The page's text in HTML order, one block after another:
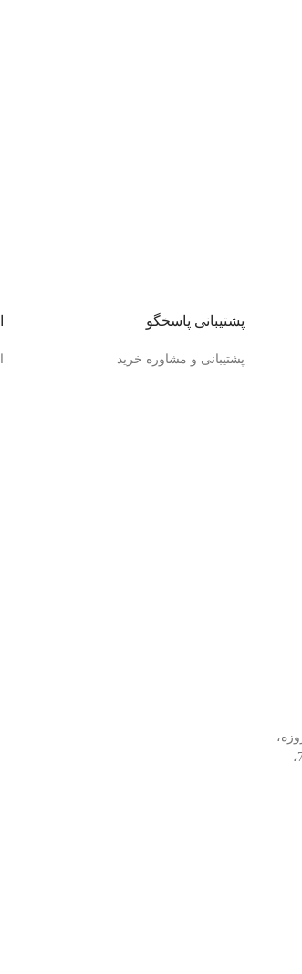
پشتیبانی پاسخگو
پشتیبانی و مشاوره خرید
مرکز کامپیوتر ولیعصر، طبقه همکف، راهروی A، پلاک 75،